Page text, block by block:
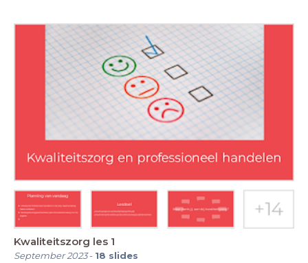
Kwaliteitszorg les 1
September 2023- 18 slides